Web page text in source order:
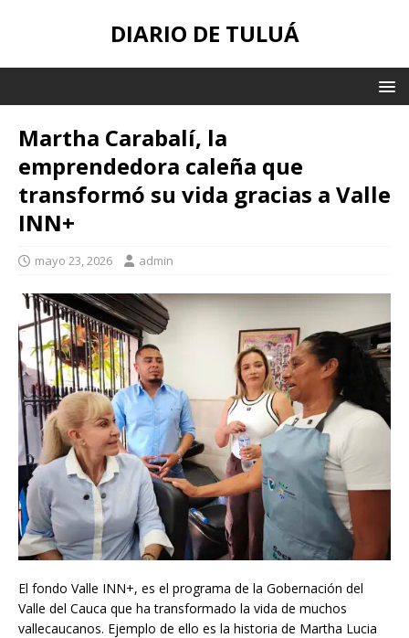
DIARIO DE TULUÁ
Martha Carabalí, la
emprendedora caleña que
transformó su vida gracias a Valle
INN+
mayo 23, 2026 admin
El fondo Valle INN+, es el programa de la Gobernación del
Valle del Cauca que ha transformado la vida de muchos
vallecaucanos. Ejemplo de ello es la historia de Martha Lucia